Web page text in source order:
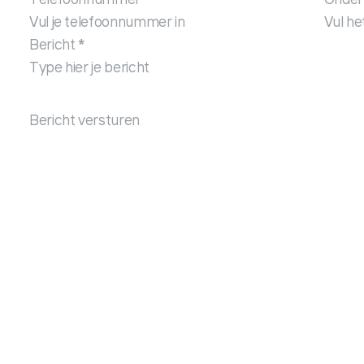
Bericht *
Bericht versturen